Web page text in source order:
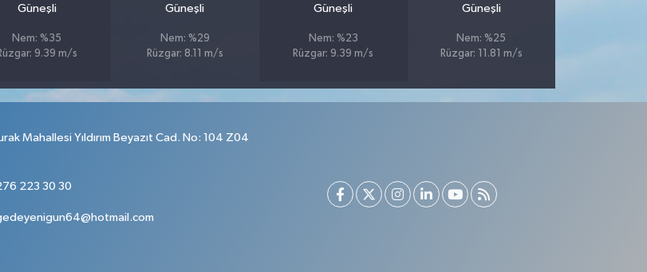
Güneşli
Nem: %35
9.39 m/s
Güneşli
Nem: %29
Rüzgar: 8.11 m/s
Güneşli
Nem: %23
Rüzgar: 9.39 m/s
Güneşli
Nem: %25
Rüzgar: 11.81 m/s
Mahallesi Yıldırım Beyazıt Cad. No: 104 Z04
223 30 30